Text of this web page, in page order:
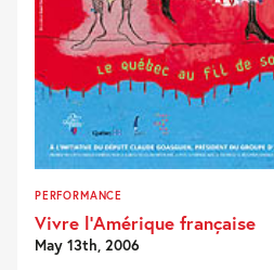
PERFORMANCE
Vivre l’Amérique française
May 13th, 2006